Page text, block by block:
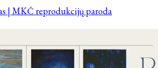
| MKČ reprodukcijų paroda